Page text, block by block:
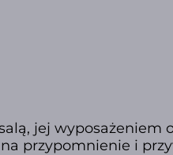
jej wyposażeniem
przypomnienie i